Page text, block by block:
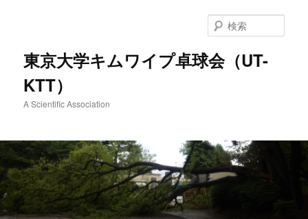
東京大学キムワイプ卓球会（UT-
KTT）
A Scientific Association
索